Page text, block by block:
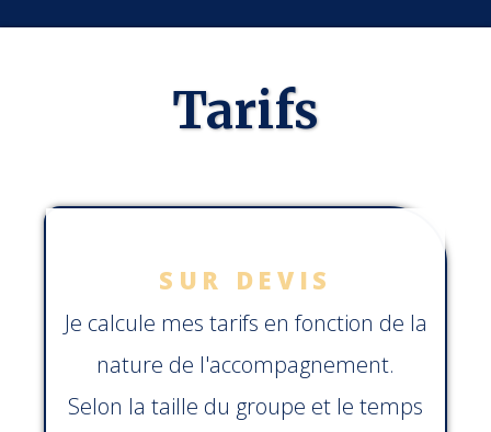
Tarifs
SUR DEVIS
Je calcule mes tarifs en fonction de la
nature de l'accompagnement.
Selon la taille du groupe et le temps